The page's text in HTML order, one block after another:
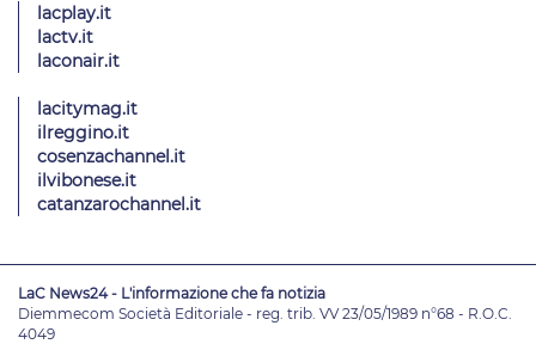
lacplay.it
lactv.it
laconair.it
lacitymag.it
ilreggino.it
cosenzachannel.it
ilvibonese.it
catanzarochannel.it
LaC News24 - L'informazione che fa notizia
Diemmecom Società Editoriale - reg. trib. VV 23/05/1989 n°68 - R.O.C.
4049